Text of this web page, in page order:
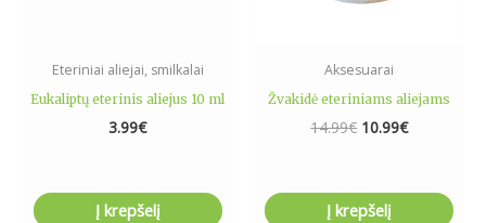
Eteriniai aliejai, smilkalai
Eukaliptų eterinis aliejus 10 ml
3.99€
Į krepšelį
Aksesuarai
Žvakidė eteriniams aliejams
14.99€ 10.99€
Į krepšelį